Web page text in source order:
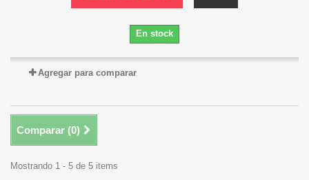
En stock
Agregar para comparar
Comparar (0)
Mostrando 1 - 5 de 5 items